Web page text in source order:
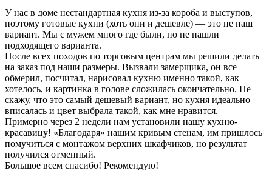
У нас в доме нестандартная кухня из-за короба и выступов,
поэтому готовые кухни (хоть они и дешевле) — это не наш
вариант. Мы с мужем много где были, но не нашли
подходящего варианта.
После всех походов по торговым центрам мы решили делать
на заказ под наши размеры. Вызвали замерщика, он все
обмерил, посчитал, нарисовал кухню именно такой, как
хотелось, и картинка в голове сложилась окончательно. Не
скажу, что это самый дешевый вариант, но кухня идеально
вписалась и цвет выбрала такой, как мне нравится.
Примерно через 2 недели нам установили нашу кухню-
красавицу! «Благодаря» нашим кривым стенам, им пришлось
помучиться с монтажом верхних шкафчиков, но результат
получился отменный.
Большое всем спасибо! Рекомендую!